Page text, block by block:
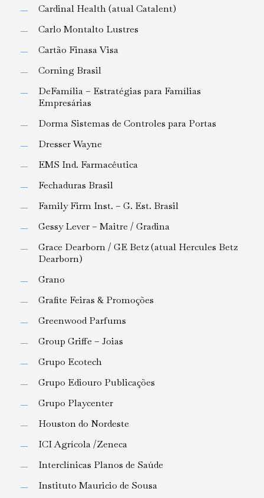
Cardinal Health (atual Catalent)
Carlo Montalto Lustres
Cartão Finasa Visa
Corning Brasil
DeFamília – Estratégias para Famílias
Empresárias
Dorma Sistemas de Controles para Portas
Dresser Wayne
EMS Ind. Farmacêutica
Fechaduras Brasil
Family Firm Inst. – G. Est. Brasil
Gessy Lever – Maitre / Gradina
Grace Dearborn / GE Betz (atual Hercules Betz
Dearborn)
Grano
Grafite Feiras & Promoções
Greenwood Parfums
Group Griffe – Joias
Grupo Ecotech
Grupo Ediouro Publicações
Grupo Playcenter
Houston do Nordeste
ICI Agrícola /Zeneca
Interclínicas Planos de Saúde
Instituto Mauricio de Sousa